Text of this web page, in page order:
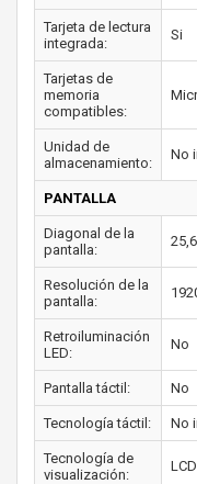
Tarjeta de lectura
integrada:
Si
Tarjetas de
memoria
compatibles:
Unidad de
almacenamiento:
No
PANTALLA
Diagonal de la
pantalla:
Resolución de la
pantalla:
Retroiluminación
LED:
No
Pantalla táctil: No
Tecnología táctil: No
Tecnología de
visualización:
LCD